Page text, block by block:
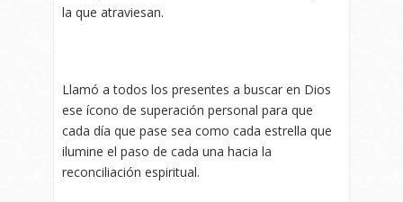
la que atraviesan.
Llamó a todos los presentes a buscar en Dios
ese ícono de superación personal para que
cada día que pase sea como cada estrella que
ilumine el paso de cada una hacia la
reconciliación espiritual.